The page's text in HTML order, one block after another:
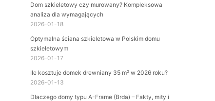
Dom szkieletowy czy murowany? Kompleksowa
analiza dla wymagających
2026-01-18
Optymalna ściana szkieletowa w Polskim domu
szkieletowym
2026-01-17
Ile kosztuje domek drewniany 35 m² w 2026 roku?
2026-01-13
Dlaczego domy typu A-Frame (Brda) – Fakty, mity i